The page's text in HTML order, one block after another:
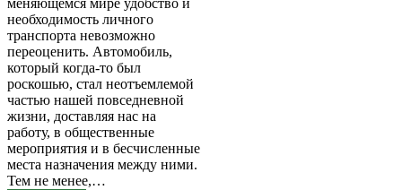
меняющемся мире удобство и
необходимость личного
транспорта невозможно
переоценить. Автомобиль,
который когда-то был
роскошью, стал неотъемлемой
частью нашей повседневной
жизни, доставляя нас на
работу, в общественные
мероприятия и в бесчисленные
места назначения между ними.
Тем не менее,…